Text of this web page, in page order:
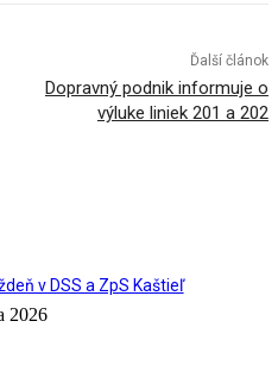
Ďalší článok
Dopravný podnik informuje o
výluke liniek 201 a 202
v DSS a ZpS Kaštieľ
2026